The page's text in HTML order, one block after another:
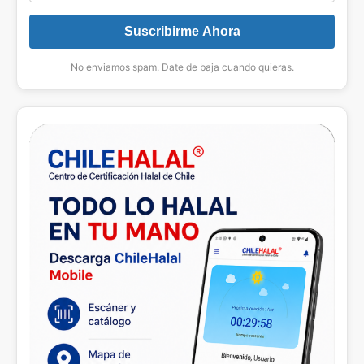
Suscribirme Ahora
No enviamos spam. Date de baja cuando quieras.